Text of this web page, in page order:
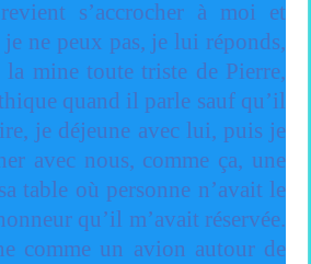
s’accrocher à moi et
ne peux pas, je lui réponds,
mine toute triste de Pierre,
quand il parle sauf qu’il
je déjeune avec lui, puis je
avec nous, comme ça, une
table où personne n’avait le
qu’il m’avait réservée.
comme un avion autour de